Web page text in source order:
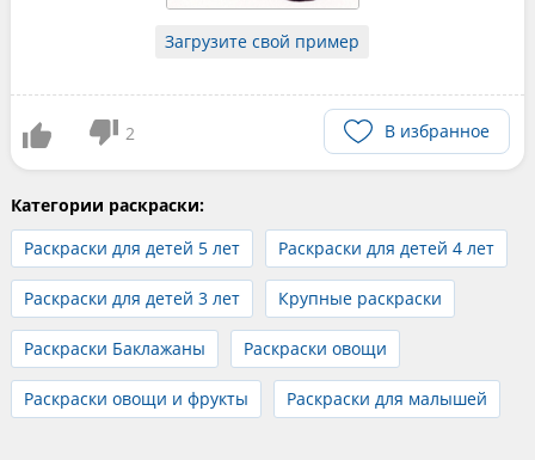
Загрузите свой пример
2 В избранное
Категории раскраски:
Раскраски для детей 5 лет
Раскраски для детей 4 лет
Раскраски для детей 3 лет Крупные раскраски
Раскраски Баклажаны Раскраски овощи
Раскраски овощи и фрукты Раскраски для малышей